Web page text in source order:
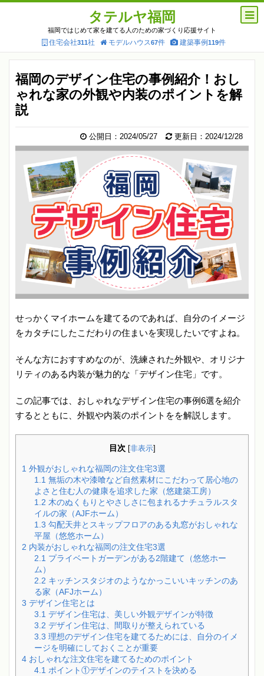
タテルヤ福岡
福岡ではじめて家を建てる人のための家づくり応援サイト
住宅会社311社 モデルハウス67件 建築事例119件
福岡のデザイン住宅の事例紹介！おし
ゃれな家の外観や内装のポイントを解
説
公開日：2024/05/27 更新日：2024/12/28
せっかくマイホームを建てるのであれば、自分のイメージ
をカタチにしたこだわりの住まいを実現したいですよね。
そんな方におすすめなのが、洗練された外観や、オリジナ
リティのある内装が魅力的な「デザイン住宅」です。
この記事では、おしゃれなデザイン住宅の事例6選を紹介
するとともに、外観や内装のポイントをを解説します。
目次 [非表示]
1 外観がおしゃれな福岡の注文住宅3選
1.1 無垢の木や漆喰など自然素材にこだわって居心地の
よさと住む人の健康を追求した家（悠建築工房）
1.2 木のぬくもりとやさしさに包まれるナチュラルスタ
イルの家（AJFホーム）
1.3 勾配天井とスキップフロアのある丸窓がおしゃれな
平屋（悠悠ホーム）
2 内装がおしゃれな福岡の注文住宅3選
2.1 プライベートガーデンがある2階建て（悠悠ホー
ム）
2.2 キッチンスタジオのようなかっこいいキッチンのあ
る家（AFJホーム）
3 デザイン住宅とは
3.1 デザイン住宅は、美しい外観デザインが特徴
3.2 デザイン住宅は、間取りが整えられている
3.3 理想のデザイン住宅を建てるためには、自分のイメ
ージを明確にしておくことが重要
4 おしゃれな注文住宅を建てるためのポイント
4.1 ポイント①デザインのテイストを決める